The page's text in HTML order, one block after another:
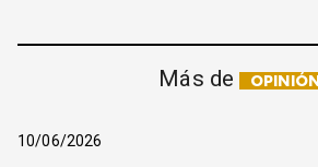
Más de OPINIÓN
10/06/2026